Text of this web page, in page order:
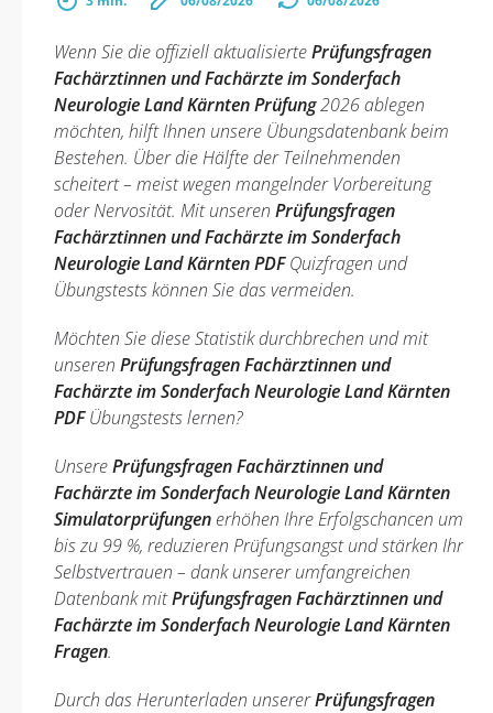
Wenn Sie die offiziell aktualisiertePrüfungsfragen
Fachärztinnen und Fachärzte im Sonderfach
Neurologie Land Kärnten Prüfung2026 ablegen
möchten, hilft Ihnen unsere Übungsdatenbank beim
Bestehen. Über die Hälfte der Teilnehmenden
scheitert – meist wegen mangelnder Vorbereitung
oder Nervosität. Mit unseren Prüfungsfragen
Fachärztinnen und Fachärzte im Sonderfach
Neurologie Land Kärnten PDFQuizfragen und
Übungstests können Sie das vermeiden.
Möchten Sie diese Statistik durchbrechen und mit
unseren Prüfungsfragen Fachärztinnen und
Fachärzte im Sonderfach Neurologie Land Kärnten
PDFÜbungstests lernen?
UnserePrüfungsfragen Fachärztinnen und
Fachärzte im Sonderfach Neurologie Land Kärnten
Simulatorprüfungen erhöhen Ihre Erfolgschancen um
bis zu 99 %, reduzieren Prüfungsangst und stärken Ihr
Selbstvertrauen – dank unserer umfangreichen
Datenbank mitPrüfungsfragen Fachärztinnen und
Fachärzte im Sonderfach Neurologie Land Kärnten
Fragen.
Durch das Herunterladen unsererPrüfungsfragen